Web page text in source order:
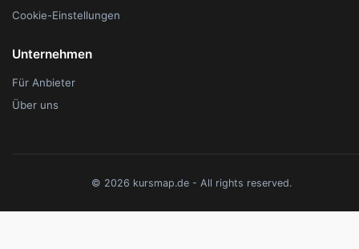
Cookie-Einstellungen
Unternehmen
Für Anbieter
Über uns
© 2026 kursmap.de - All rights reserved.